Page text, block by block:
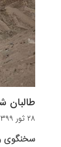
۲۸ ثور ۱۳۹۹
سخنگوی